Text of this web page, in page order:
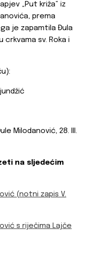
„Put križa“ iz
prema
je zapamtila Đula
crkvama sv. Roka i
Milodanović, 28. III.
na sljedećim
(notni zapis V.
s riječima Lajče